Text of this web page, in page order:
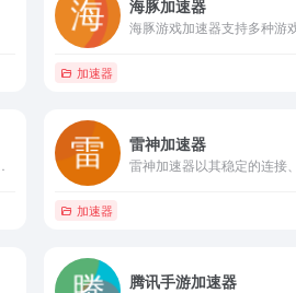
海豚加速器
加速器
雷神加速器
加速器
腾讯手游加速器